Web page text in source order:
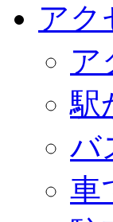
アク
ア
駅
バ
車